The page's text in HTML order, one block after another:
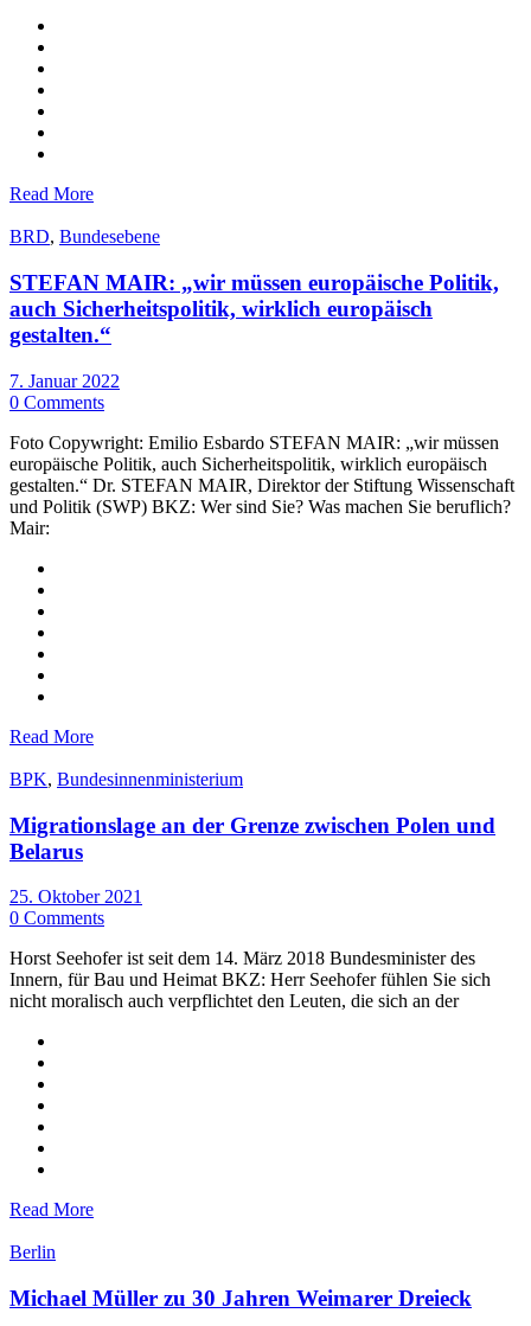
Read More
BRD, Bundesebene
STEFAN MAIR: „wir müssen europäische Politik,
auch Sicherheitspolitik, wirklich europäisch
gestalten.“
7. Januar 2022
0 Comments
Foto Copywright: Emilio Esbardo STEFAN MAIR: „wir müssen
europäische Politik, auch Sicherheitspolitik, wirklich europäisch
gestalten.“ Dr. STEFAN MAIR, Direktor der Stiftung Wissenschaft
und Politik (SWP) BKZ: Wer sind Sie? Was machen Sie beruflich?
Mair:
Read More
BPK, Bundesinnenministerium
Migrationslage an der Grenze zwischen Polen und
Belarus
25. Oktober 2021
0 Comments
Horst Seehofer ist seit dem 14. März 2018 Bundesminister des
Innern, für Bau und Heimat BKZ: Herr Seehofer fühlen Sie sich
nicht moralisch auch verpflichtet den Leuten, die sich an der
Read More
Berlin
Michael Müller zu 30 Jahren Weimarer Dreieck